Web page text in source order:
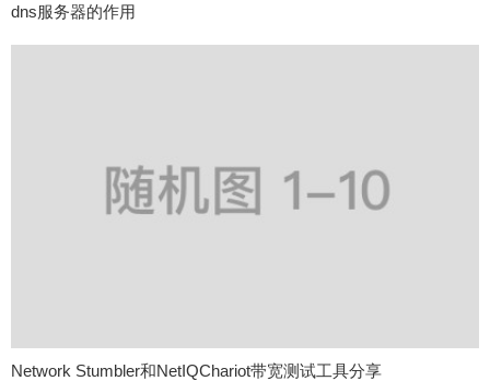
dns服务器的作用
Network Stumbler和NetIQChariot带宽测试工具分享